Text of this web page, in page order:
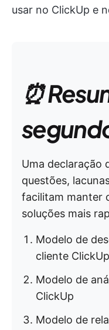
usar no ClickUp e
⏰
Uma declaração
questões,
facilitam manter
soluções mais
Modelo de
cliente ClickUp
Modelo de
ClickUp
Modelo de